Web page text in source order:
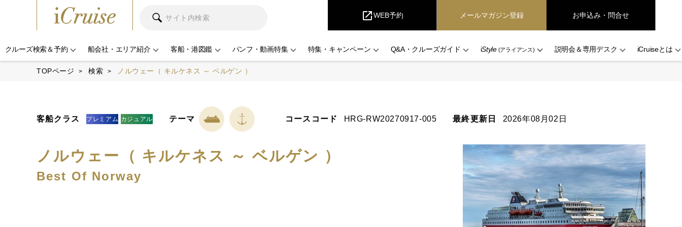
open_in_newWEB予約 メールマガジン登録 お申込み・問合せ
クルーズ検索＆予約 船会社・エリア紹介 客船・港図鑑 パンフ・動画特集 特集・キャンペーン Q&A・クルーズガイド iStyle(アライアンス) 説明会＆専用デスク iCruiseとは
TOPページ 検索 ノルウェー（ キルケネス ～ ベルゲン ）
客船クラス プレミアム カジュアル テーマ コースコード HRG-RW20270917-005 最終更新日 2026年08月02日
ノルウェー（ キルケネス ～ ベルゲン ）
Best Of Norway